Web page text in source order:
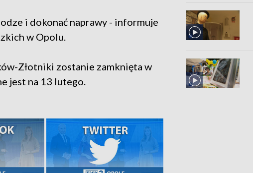
i dokonać naprawy - informuje
w Opolu.
Złotniki zostanie zamknięta w
jest na 13 lutego.